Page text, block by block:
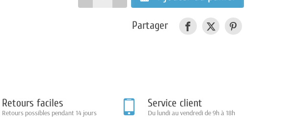
Partager
Retours faciles
Retours possibles pendant 14 jours
Service client
Du lundi au vendredi de 9h à 18h